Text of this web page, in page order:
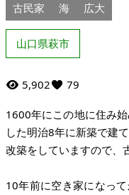
古民家 海 広大
山口県萩市
5,902 79
1600年にこの地に住み
した明治8年に新築で建
改築をしていますので、
10年前に空き家になっ